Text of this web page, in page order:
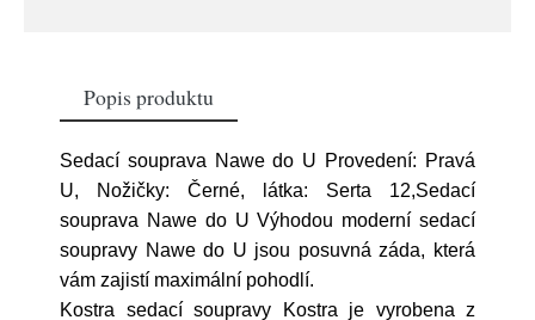
Popis produktu
Sedací souprava Nawe do U Provedení: Pravá
U, Nožičky: Černé, látka: Serta 12,Sedací
souprava Nawe do U Výhodou moderní sedací
soupravy Nawe do U jsou posuvná záda, která
vám zajistí maximální pohodlí.
Kostra sedací soupravy Kostra je vyrobena z